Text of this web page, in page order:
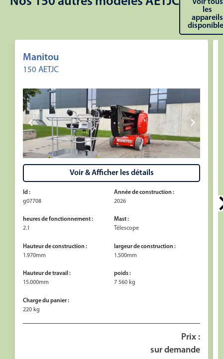
Voir tous
les
appareils
Manitou
150 AETJC
Voir & Afficher les détails
Id :
g07708
Année de construction :
2026
heures de fonctionnement :
2.1
Mast :
Télescope
Hauteur de construction :
1.970mm
largeur de construction :
1.500mm
Hauteur de travail :
15.000mm
poids :
7 560 kg
Charge du panier :
220 kg
Prix :
sur demande